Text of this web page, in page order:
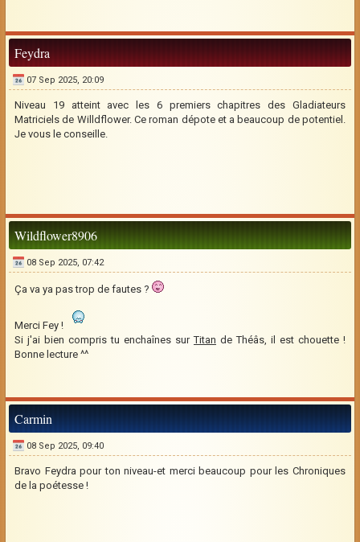
Feydra
07 Sep 2025, 20:09
Niveau 19 atteint avec les 6 premiers chapitres des Gladiateurs
Matriciels de Willdflower. Ce roman dépote et a beaucoup de potentiel.
Je vous le conseille.
Wildflower8906
08 Sep 2025, 07:42
Ça va ya pas trop de fautes ?
Merci Fey !
Si j'ai bien compris tu enchaînes surTitan de Théâs, il est chouette !
Bonne lecture ^^
Carmin
08 Sep 2025, 09:40
Bravo Feydra pour ton niveau-et merci beaucoup pour les Chroniques
de la poétesse !